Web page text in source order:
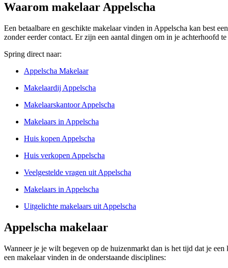
Waarom makelaar Appelscha
Een betaalbare en geschikte makelaar vinden in Appelscha kan best
zonder eerder contact. Er zijn een aantal dingen om in je achterhoofd
Spring direct naar:
Appelscha Makelaar
Makelaardij Appelscha
Makelaarskantoor Appelscha
Makelaars in Appelscha
Huis kopen Appelscha
Huis verkopen Appelscha
Veelgestelde vragen uit Appelscha
Makelaars in Appelscha
Uitgelichte makelaars uit Appelscha
Appelscha makelaar
Wanneer je je wilt begeven op de huizenmarkt dan is het tijd dat je
een makelaar vinden in de onderstaande disciplines: